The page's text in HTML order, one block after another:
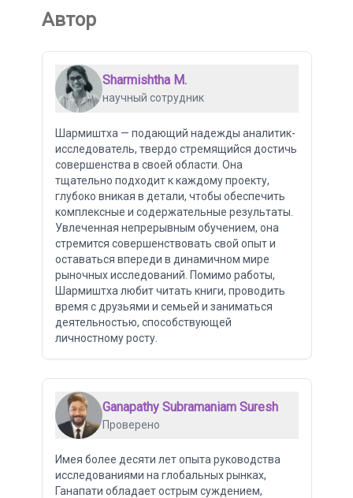
Автор
Sharmishtha M.
научный сотрудник
Шармиштха — подающий надежды аналитик-
исследователь, твердо стремящийся достичь
совершенства в своей области. Она
тщательно подходит к каждому проекту,
глубоко вникая в детали, чтобы обеспечить
комплексные и содержательные результаты.
Увлеченная непрерывным обучением, она
стремится совершенствовать свой опыт и
оставаться впереди в динамичном мире
рыночных исследований. Помимо работы,
Шармиштха любит читать книги, проводить
время с друзьями и семьей и заниматься
деятельностью, способствующей
личностному росту.
Ganapathy Subramaniam Suresh
Проверено
Имея более десяти лет опыта руководства
исследованиями на глобальных рынках,
Ганапати обладает острым суждением,